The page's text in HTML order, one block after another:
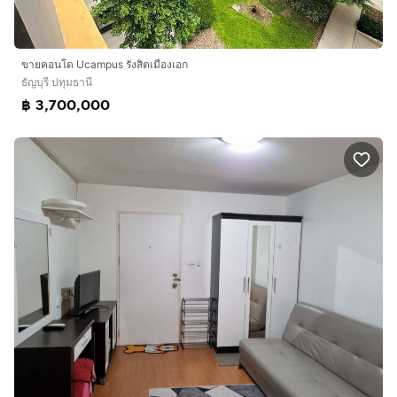
ขายคอนโด Ucampus รังสิตเมืองเอก
ธัญบุรี ปทุมธานี
฿ 3,700,000